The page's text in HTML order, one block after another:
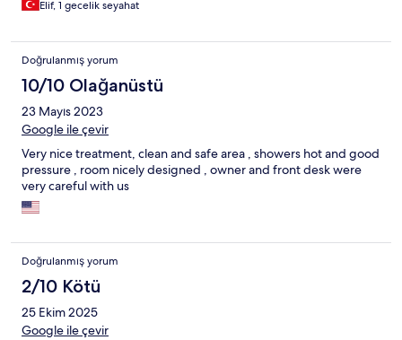
Elif, 1 gecelik seyahat
Doğrulanmış yorum
10/10 Olağanüstü
23 Mayıs 2023
Google ile çevir
Very nice treatment, clean and safe area , showers hot and good
pressure , room nicely designed , owner and front desk were
very careful with us
Doğrulanmış yorum
2/10 Kötü
25 Ekim 2025
Google ile çevir